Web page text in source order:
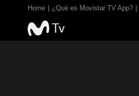
Home ¿Qué es Movistar TV App?